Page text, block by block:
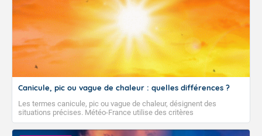
Canicule, pic ou vague de chaleur : quelles différences ?
Les termes canicule, pic ou vague de chaleur, désignent des
situations précises. Météo-France utilise des critères
climatologiques pour évaluer et qualifier les épisodes de chaleur qui
peuvent avoir des impacts sanitaires et socio-économiques